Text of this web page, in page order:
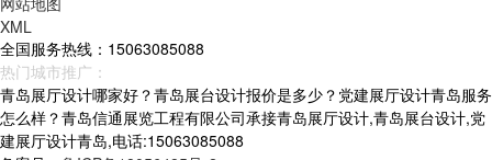
XML
全国服务热线：15063085088
热门城市推广：
青岛展厅设计哪家好？青岛展台设计报价是多少？党建展厅设计青岛服务
怎么样？青岛信通展览工程有限公司承接青岛展厅设计,青岛展台设计,党
建展厅设计青岛,电话:15063085088